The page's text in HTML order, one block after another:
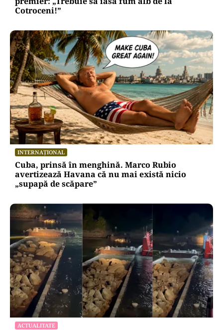
Cotroceni!”
INTERNAȚIONAL
Cuba, prinsă în menghină. Marco Rubio
avertizează Havana că nu mai există nicio
„supapă de scăpare”
ACTUALITATE